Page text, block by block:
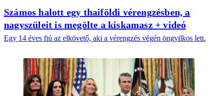
Számos halott egy thaiföldi vérengzésben, a
nagyszüleit is megölte a kiskamasz + videó
Egy 14 éves fiú az elkövető, aki a vérengzés végén öngyilkos lett.